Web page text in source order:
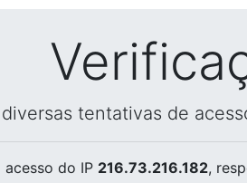
tentativas de
acesso do IP 216.73.216.182,